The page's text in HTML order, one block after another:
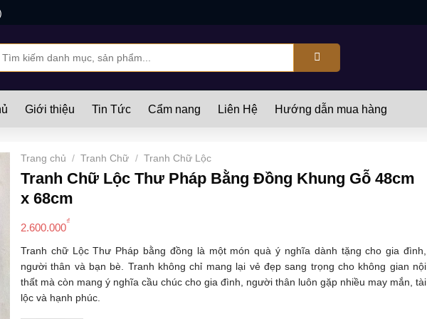
Giới thiệu Tin Tức Cẩm nang Liên Hệ Hướng dẫn mua hàng
Trang chủ / Tranh Chữ / Tranh Chữ Lộc
Tranh Chữ Lộc Thư Pháp Bằng Đồng Khung Gỗ 48cm
x 68cm
2.600.000
₫
Tranh chữ Lộc Thư Pháp bằng đồng là một món quà ý nghĩa dành tặng cho gia đình,
người thân và bạn bè. Tranh không chỉ mang lại vẻ đẹp sang trọng cho không gian nội
thất mà còn mang ý nghĩa cầu chúc cho gia đình, người thân luôn gặp nhiều may mắn, tài
lộc và hạnh phúc.